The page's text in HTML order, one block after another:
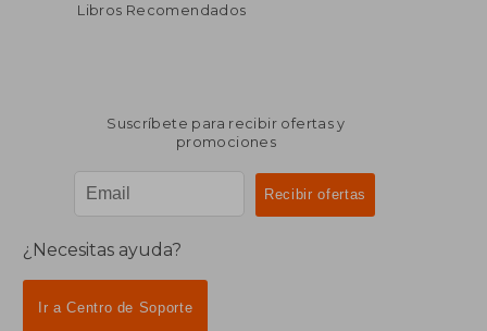
Libros Recomendados
Suscríbete para recibir ofertas y
promociones
¿Necesitas ayuda?
Ir a Centro de Soporte